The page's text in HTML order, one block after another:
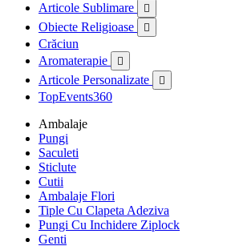
Articole Sublimare 
Obiecte Religioase 
Crăciun
Aromaterapie

Articole Personalizate 
TopEvents360
Ambalaje
Pungi
Saculeti
Sticlute
Cutii
Ambalaje Flori
Tiple Cu Clapeta Adeziva
Pungi Cu Inchidere Ziplock
Genti